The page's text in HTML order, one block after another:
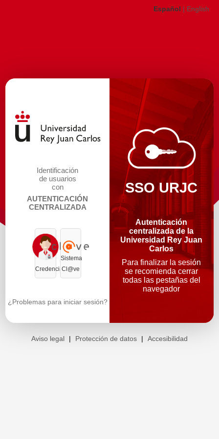
Español | English
Identificación
de usuarios
con
AUTENTICACIÓN
CENTRALIZADA
Credenciales
Sistema
Cl@ve
¿Problemas para iniciar sesión?
SSO URJC
Autenticación
centralizada de la
Universidad Rey Juan
Carlos
Para finalizar la sesión
se recomienda cerrar
todas las pestañas del
navegador
Aviso legal | Protección de datos | Accesibilidad